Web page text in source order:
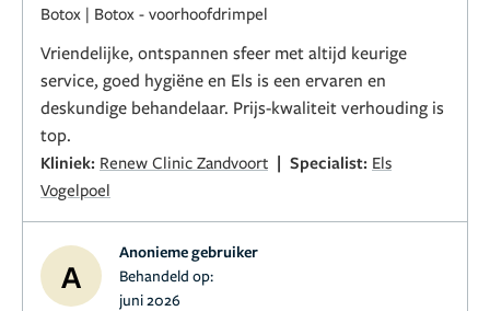
Botox | Botox - voorhoofdrimpel
Vriendelijke, ontspannen sfeer met altijd keurige
service, goed hygiëne en Els is een ervaren en
deskundige behandelaar. Prijs-kwaliteit verhouding is
top.
Kliniek: Renew Clinic Zandvoort | Specialist: Els
Vogelpoel
A
Anonieme gebruiker
Behandeld op:
juni 2026